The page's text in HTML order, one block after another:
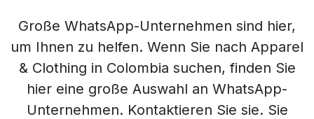
Große WhatsApp-Unternehmen sind hier,
um Ihnen zu helfen. Wenn Sie nach Apparel
& Clothing in Colombia suchen, finden Sie
hier eine große Auswahl an WhatsApp-
Unternehmen. Kontaktieren Sie sie. Sie